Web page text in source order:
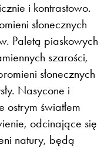
i kontrastowo.
słonecznych
Paletą piaskowych
szarości,
słonecznych
Nasycone i
światłem
odcinające się
natury, będą